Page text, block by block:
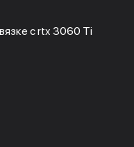
с rtx 3060 Ti